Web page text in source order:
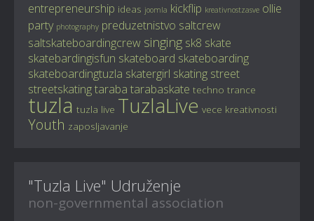
entrepreneurship ideas joomla kickflip kreativnostzasve ollie
party photography preduzetnistvo saltcrew
saltskateboardingcrew singing sk8 skate
skatebardingisfun skateboard skateboarding
skateboardingtuzla skatergirl skating street
streetskatingtaraba tarabaskate techno trance
tuzla tuzla live TuzlaLive vece kreativnosti
Youth zaposljavanje
"Tuzla Live" Udruženje
non-governmental association